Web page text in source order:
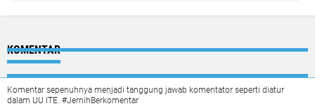
KOMENTAR
Komentar sepenuhnya menjadi tanggung jawab komentator seperti diatur
dalam UU ITE. #JernihBerkomentar